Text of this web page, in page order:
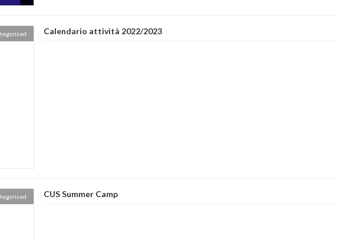
Calendario attività 2022/2023
CUS Summer Camp